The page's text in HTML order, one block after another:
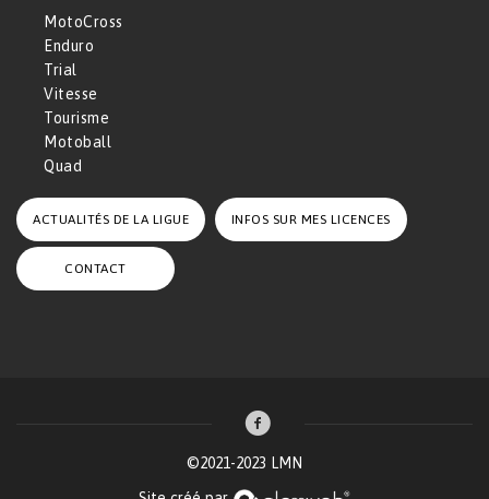
MotoCross
Enduro
Trial
Vitesse
Tourisme
Motoball
Quad
ACTUALITÉS DE LA LIGUE INFOS SUR MES LICENCES
CONTACT
©2021-2023 LMN